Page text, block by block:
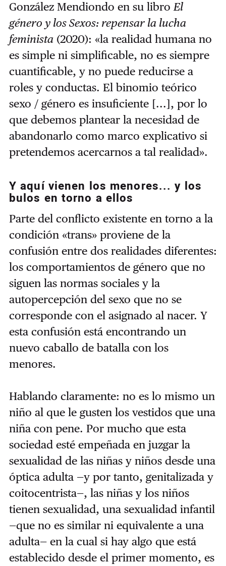
González Mendiondo en su libroEl
género y los Sexos: repensar la lucha
feminista(2020): «la realidad humana no
es simple ni simplificable, no es siempre
cuantificable, y no puede reducirse a
roles y conductas. El binomio teórico
sexo / género es insuficiente [...], por lo
que debemos plantear la necesidad de
abandonarlo como marco explicativo si
pretendemos acercarnos a tal realidad».
Y aquí vienen los menores... y los
bulos en torno a ellos
Parte del conflicto existente en torno a la
condición «trans» proviene de la
confusión entre dos realidades diferentes:
los comportamientos de género que no
siguen las normas sociales y la
autopercepción del sexo que no se
corresponde con el asignado al nacer. Y
esta confusión está encontrando un
nuevo caballo de batalla con los
menores.
Hablando claramente: no es lo mismo un
niño al que le gusten los vestidos que una
niña con pene. Por mucho que esta
sociedad esté empeñada en juzgar la
sexualidad de las niñas y niños desde una
óptica adulta —y por tanto, genitalizada y
coitocentrista—, las niñas y los niños
tienen sexualidad, una sexualidad infantil
—que no es similar ni equivalente a una
adulta— en la cual si hay algo que está
establecido desde el primer momento, es